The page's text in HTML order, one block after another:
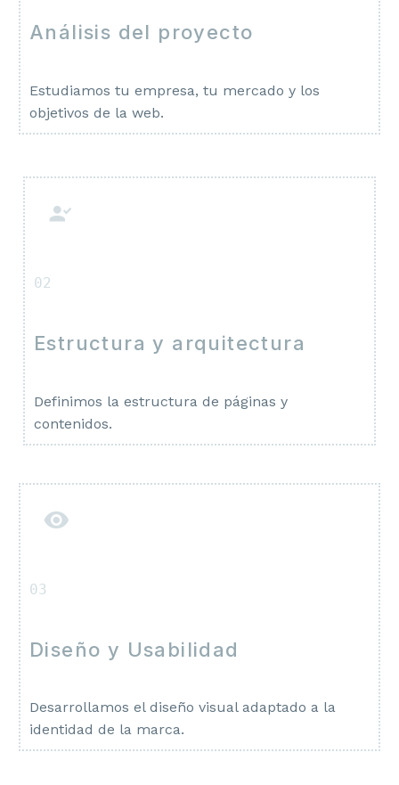
Análisis del proyecto
Estudiamos tu empresa, tu mercado y los
objetivos de la web.
02
Estructura y arquitectura
Definimos la estructura de páginas y
contenidos.
03
Diseño y Usabilidad
Desarrollamos el diseño visual adaptado a la
identidad de la marca.